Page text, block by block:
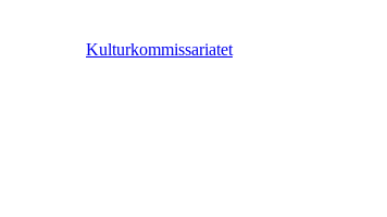
Kulturkommissariatet